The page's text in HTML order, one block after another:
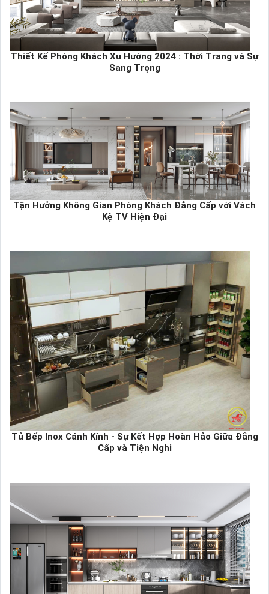
Thiết Kế Phòng Khách Xu Hướng 2024 : Thời Trang và Sự
Sang Trọng
Tận Hưởng Không Gian Phòng Khách Đẳng Cấp với Vách
Kệ TV Hiện Đại
Tủ Bếp Inox Cánh Kính - Sự Kết Hợp Hoàn Hảo Giữa Đẳng
Cấp và Tiện Nghi